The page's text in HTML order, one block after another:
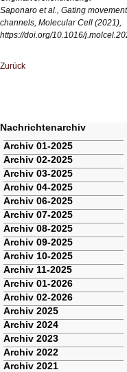
Saponaro et al., Gating
channels, Molecular Cell (2021),
https://doi.org/10.1016/
Zurück
Nachrichtenarchiv
Navigation
überspringen
Archiv 01-2025
Archiv 02-2025
Archiv 03-2025
Archiv 04-2025
Archiv 06-2025
Archiv 07-2025
Archiv 08-2025
Archiv 09-2025
Archiv 10-2025
Archiv 11-2025
Archiv 01-2026
Archiv 02-2026
Archiv 2025
Archiv 2024
Archiv 2023
Archiv 2022
Archiv 2021